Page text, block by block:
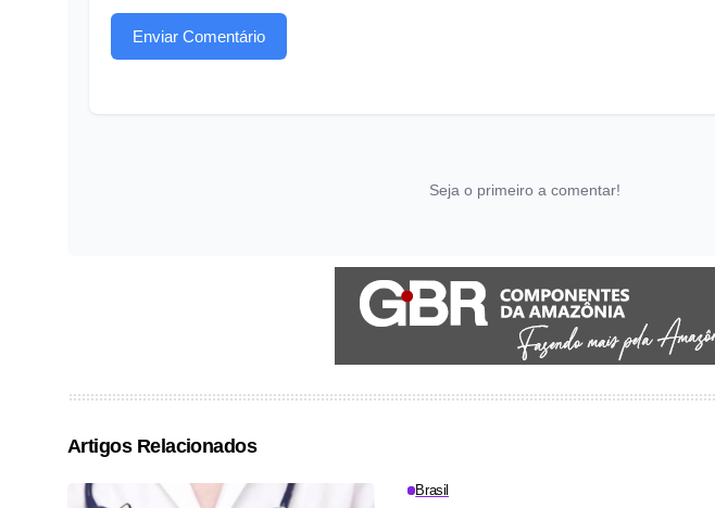
Enviar Comentário
Seja o primeiro a comentar!
Artigos Relacionados
Brasil